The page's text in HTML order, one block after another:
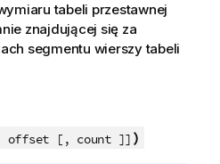
tabeli przestawnej
znajdującej się za
segmentu wierszy tabeli
offset [, count ]] )